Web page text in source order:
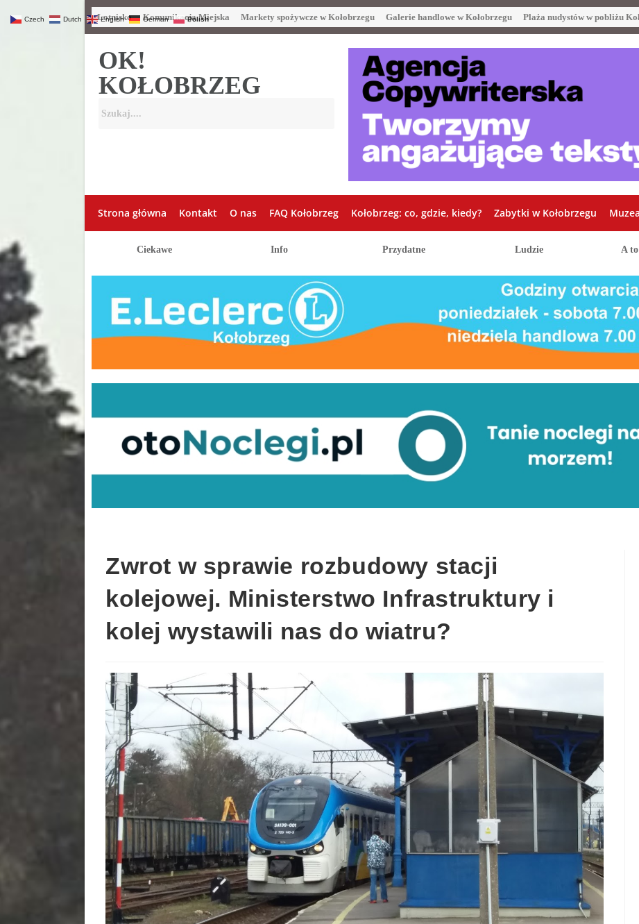
Lotnisko Komunikacja Miejska Markety spożywcze w Kołobrzegu Galerie handlowe w Kołobrzegu Plaża nudystów w pobliżu
OK!
KOŁOBRZEG
Strona główna Kontakt O nas FAQ Kołobrzeg Kołobrzeg: co, gdzie, kiedy? Zabytki w Kołobrzegu Muzea
Ciekawe Info Przydatne Ludzie A
Zwrot w sprawie rozbudowy stacji
kolejowej. Ministerstwo Infrastruktury i
kolej wystawili nas do wiatru?
Czech Dutch English German Polish